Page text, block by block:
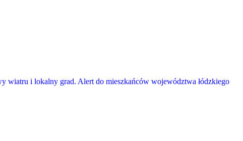
wiatru i lokalny grad. Alert do mieszkańców województwa łódzkiego